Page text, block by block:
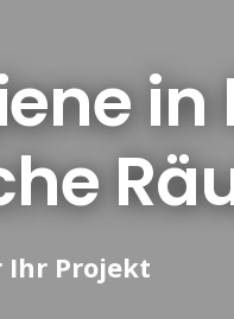
Ihr Projekt